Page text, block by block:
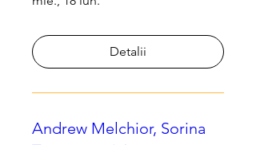
Detalii
Andrew Melchior, Sorina